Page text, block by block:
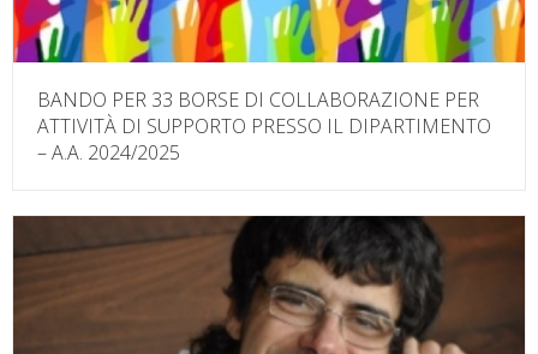
BANDO PER 33 BORSE DI COLLABORAZIONE PER
ATTIVITÀ DI SUPPORTO PRESSO IL DIPARTIMENTO
– A.A. 2024/2025